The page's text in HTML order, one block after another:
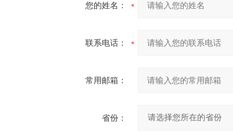
您的姓名：
联系电话：
常用邮箱：
省份：